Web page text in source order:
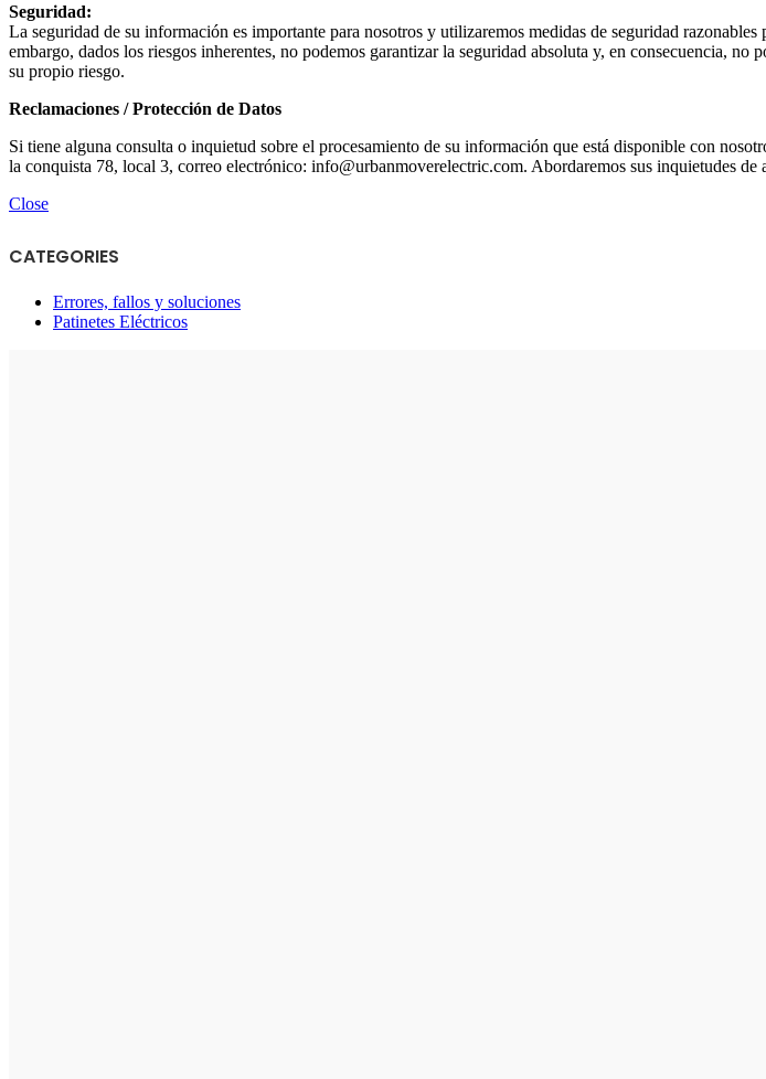
Seguridad:
La seguridad de su información es importante para nosotros y utilizaremos medidas de seguridad
embargo, dados los riesgos inherentes, no podemos garantizar la seguridad absoluta y, en consecuencia,
su propio riesgo.
Reclamaciones / Protección de Datos
Si tiene alguna consulta o inquietud sobre el procesamiento de su información que está disponible con
la conquista 78, local 3, correo electrónico: info@urbanmoverelectric.com. Abordaremos sus inquietudes de
Close
CATEGORIES
Errores, fallos y soluciones
Patinetes Eléctricos